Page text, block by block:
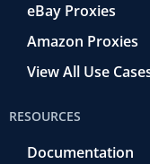
eBay Proxies
Amazon Proxies
View All Use
RESOURCES
Documentation